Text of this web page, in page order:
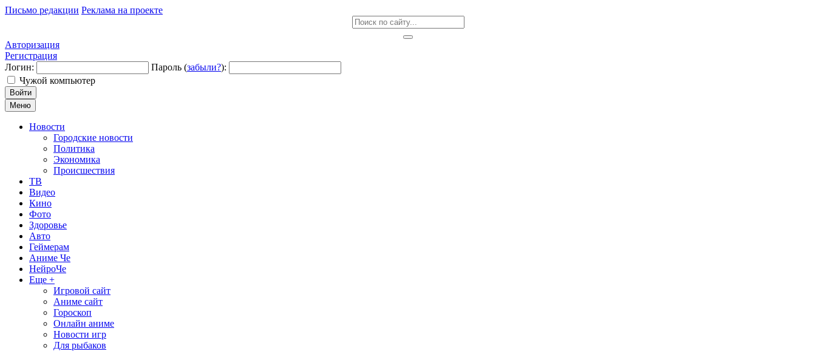
Письмо редакции Реклама на проекте
Авторизация
Регистрация
Логин:
Пароль (забыли?):
Чужой компьютер
Войти
Меню
Новости
Городские новости
Политика
Экономика
Происшествия
ТВ
Видео
Кино
Фото
Здоровье
Авто
Геймерам
Аниме Че
НейроЧе
Еще +
Игровой сайт
Аниме сайт
Гороскоп
Онлайн аниме
Новости игр
Для рыбаков